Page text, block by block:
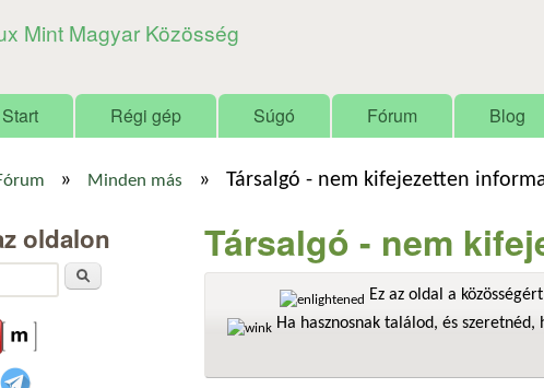
Mint Magyar Közösség
Start Régi gép Súgó Fórum Blog
» Minden más » Társalgó - nem kifejezetten
Társalgó - nem
Ez az oldal a
Ha hasznosnak találod, és
oldalon